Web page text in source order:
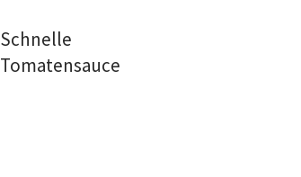
Schnelle
Tomatensauce